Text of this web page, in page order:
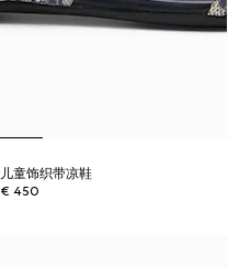
儿童饰织带凉鞋
€ 450